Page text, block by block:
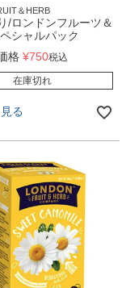
＆HERB
/ロンドンフルーツ＆
シャルパック
格 ¥750税込
在庫切れ
る